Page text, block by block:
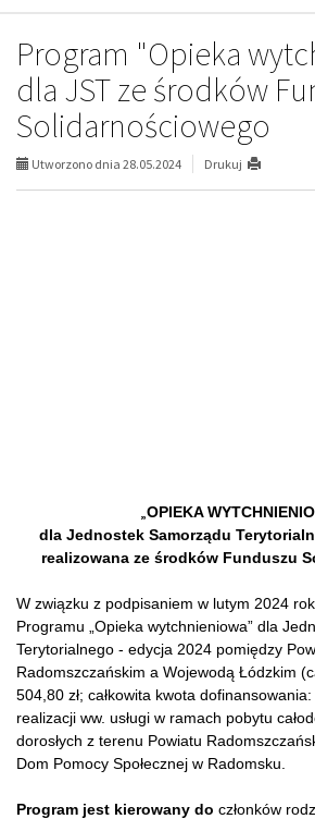
Program "Opieka
dla JST ze środków
Solidarnościowego
Utworzono dnia 28.05.2024 Drukuj
„OPIEKA
dla Jednostek Samorządu
realizowana ze środków Funduszu
W związku z podpisaniem w lutym 2024
Programu „Opieka wytchnieniowa” dla
Terytorialnego - edycja 2024 pomiędzy
Radomszczańskim a Wojewodą Łódzkim
504,80 zł; całkowita kwota
realizacji ww. usługi w ramach pobytu
dorosłych z terenu Powiatu
Dom Pomocy Społecznej w Radomsku.
Program jest kierowany do członków